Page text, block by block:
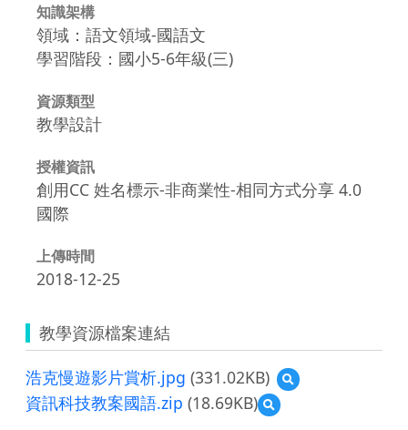
知識架構
領域：語文領域-國語文
學習階段：國小5-6年級(三)
資源類型
教學設計
授權資訊
創用CC 姓名標示-非商業性-相同方式分享 4.0
國際
上傳時間
2018-12-25
教學資源檔案連結
浩克慢遊影片賞析.jpg (331.02KB)
預
覽
資訊科技教案國語.zip (18.69KB)
預
覽